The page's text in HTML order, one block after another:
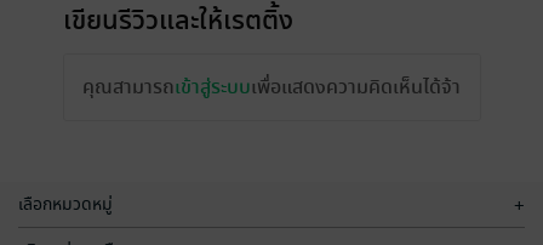
เขียนรีวิวและให้เรตติ้ง
คุณสามารถเข้าสู่ระบบเพื่อแสดงความคิดเห็นได้จ้า
เลือกหมวดหมู่ +